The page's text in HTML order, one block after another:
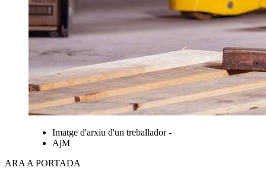
Imatge d'arxiu d'un treballador -
AjM
ARA A PORTADA